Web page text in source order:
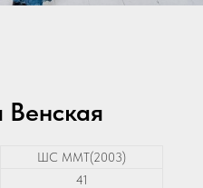
Венская
ШС ММТ(2003)
41